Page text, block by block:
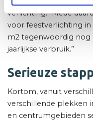
verlichting. “Mede
voor feestverlichting
m2 tegenwoordig nog
jaarlijkse verbruik.”
Serieuze
Kortom, vanuit
verschillende plekken
en centrumgebieden